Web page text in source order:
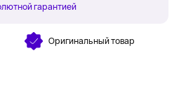
гарантией
Оригинальный товар